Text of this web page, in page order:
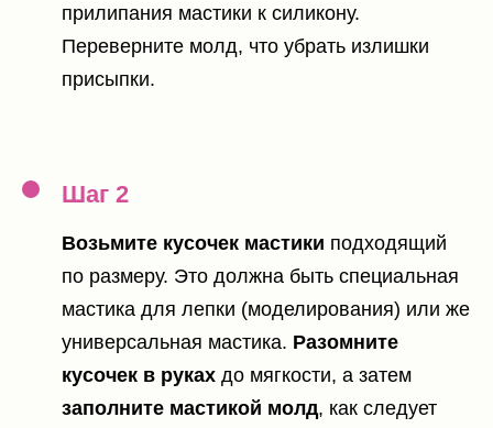
прилипания мастики к силикону.
Переверните молд, что убрать излишки
присыпки.
Шаг 2
Возьмите кусочек мастики подходящий
по размеру. Это должна быть специальная
мастика для лепки (моделирования) или же
универсальная мастика. Разомните
кусочек в руках до мягкости, а затем
заполните мастикой молд, как следует